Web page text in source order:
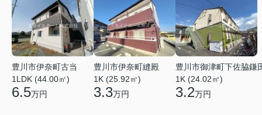
豊川市伊奈町古当
1LDK (44.00㎡)
6.5万円
豊川市伊奈町縫殿
1K (25.92㎡)
3.3万円
豊川市御津町下佐脇鎌
1K (24.02㎡)
3.2万円